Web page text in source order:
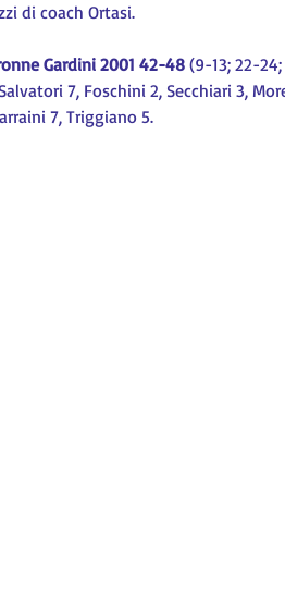
di coach Ortasi.
Gardini 2001 42-48 (9-13; 22-
7, Foschini 2, Secchiari 3,
7, Triggiano 5.